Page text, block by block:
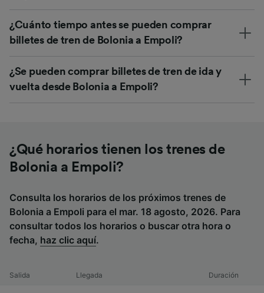
¿Cuánto tiempo antes se pueden comprar
billetes de tren de Bolonia a Empoli?
¿Se pueden comprar billetes de tren de ida y
vuelta desde Bolonia a Empoli?
¿Qué horarios tienen los trenes de
Bolonia a Empoli?
Consulta los horarios de los próximos trenes de
Bolonia a Empoli para el mar. 18 agosto, 2026. Para
consultar todos los horarios o buscar otra hora o
fecha, haz clic aquí.
Salida Llegada Duración